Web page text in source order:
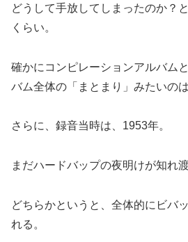
どうして手放してしまったのか？
くらい。
確かにコンピレーションアルバム
バム全体の「まとまり」みたいの
さらに、録音当時は、1953年。
まだハードバップの夜明けが知れ渡
どちらかというと、全体的にビバ
れる。